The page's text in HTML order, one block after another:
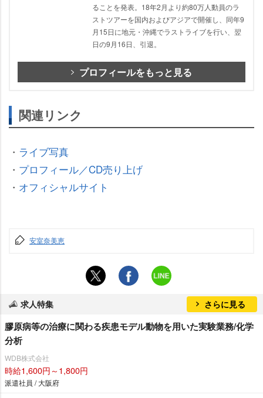
ることを発表。18年2月より約80万人動員のラ
ストツアーを国内およびアジアで開催し、同年9
月15日に地元・沖縄でラストライブを行い、翌
日の9月16日、引退。
プロフィールをもっと見る
関連リンク
・ ライブ写真
・ プロフィール／CD売り上げ
・ オフィシャルサイト
安室奈美恵
求人特集 さらに見る
膠原病等の治療に関わる疾患モデル動物を用いた実験業務/化学
分析
WDB株式会社
時給1,600円～1,800円
派遣社員 / 大阪府